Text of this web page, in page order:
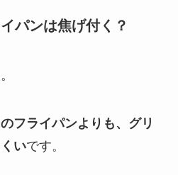
パンは焦げ付く？
フライパンよりも、グリ
いです。